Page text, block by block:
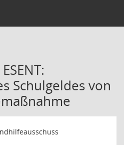
Schulgeldes von